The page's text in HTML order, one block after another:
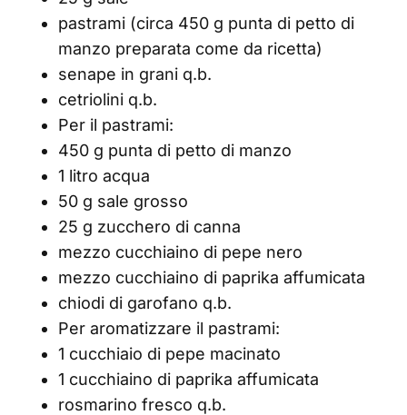
pastrami (circa 450 g punta di petto di
manzo preparata come da ricetta)
senape in grani q.b.
cetriolini q.b.
Per il pastrami:
450 g punta di petto di manzo
1 litro acqua
50 g sale grosso
25 g zucchero di canna
mezzo cucchiaino di pepe nero
mezzo cucchiaino di paprika affumicata
chiodi di garofano q.b.
Per aromatizzare il pastrami:
1 cucchiaio di pepe macinato
1 cucchiaino di paprika affumicata
rosmarino fresco q.b.